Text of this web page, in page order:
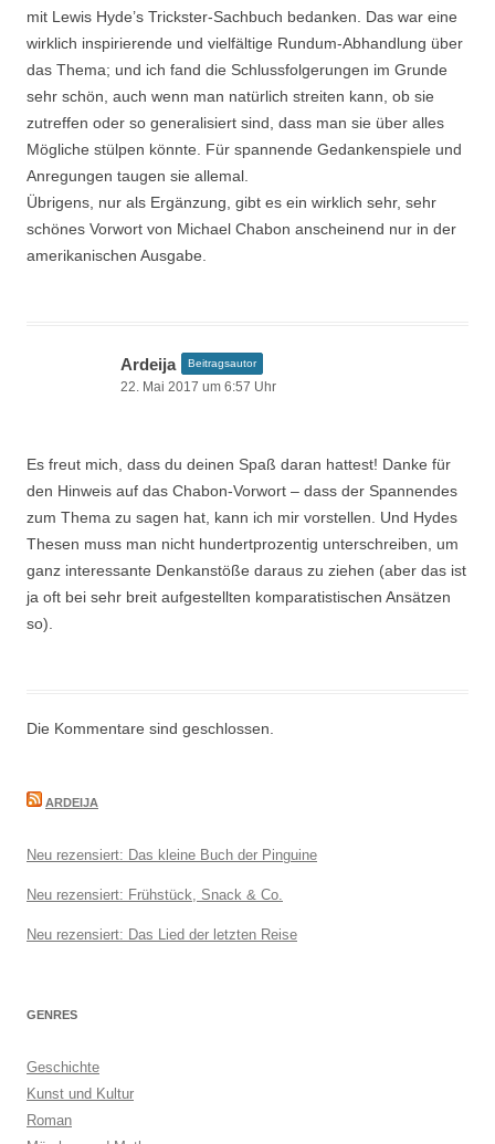
mit Lewis Hyde’s Trickster-Sachbuch bedanken. Das war eine
wirklich inspirierende und vielfältige Rundum-Abhandlung über
das Thema; und ich fand die Schlussfolgerungen im Grunde
sehr schön, auch wenn man natürlich streiten kann, ob sie
zutreffen oder so generalisiert sind, dass man sie über alles
Mögliche stülpen könnte. Für spannende Gedankenspiele und
Anregungen taugen sie allemal.
Übrigens, nur als Ergänzung, gibt es ein wirklich sehr, sehr
schönes Vorwort von Michael Chabon anscheinend nur in der
amerikanischen Ausgabe.
Ardeija Beitragsautor
22. Mai 2017 um 6:57 Uhr
Es freut mich, dass du deinen Spaß daran hattest! Danke für
den Hinweis auf das Chabon-Vorwort – dass der Spannendes
zum Thema zu sagen hat, kann ich mir vorstellen. Und Hydes
Thesen muss man nicht hundertprozentig unterschreiben, um
ganz interessante Denkanstöße daraus zu ziehen (aber das ist
ja oft bei sehr breit aufgestellten komparatistischen Ansätzen
so).
Die Kommentare sind geschlossen.
ARDEIJA
Neu rezensiert: Das kleine Buch der Pinguine
Neu rezensiert: Frühstück, Snack & Co.
Neu rezensiert: Das Lied der letzten Reise
GENRES
Geschichte
Kunst und Kultur
Roman